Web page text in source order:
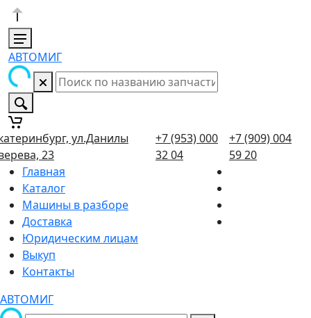
АВТОМИГ
ул.Данилы
23
+7 (953) 000
32 04
+7 (909) 004
59 20
Главная
Каталог
Машины в разборе
Доставка
Юридическим лицам
Выкуп
Контакты
АВТОМИГ